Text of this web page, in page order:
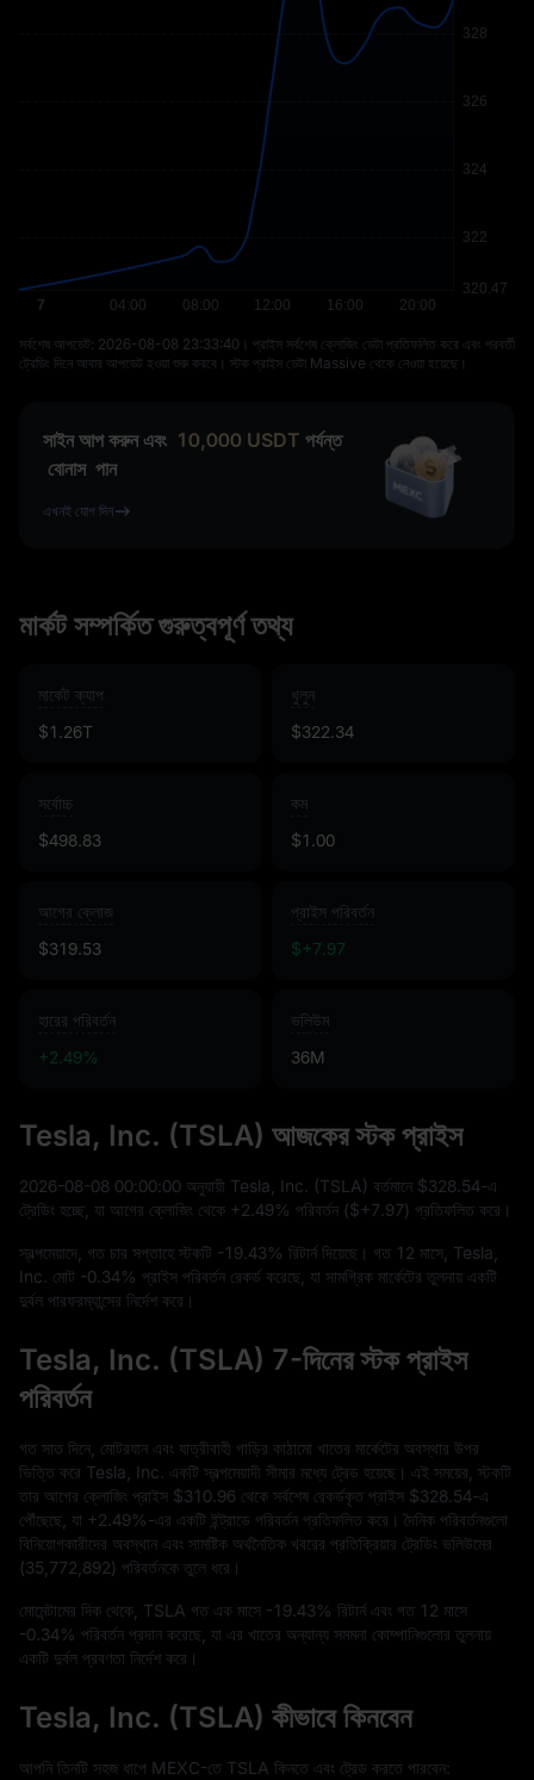
সর্বশেষ আপডেট: ⁦2026-08-08 23:33:40⁩। প্রাইস সর্বশেষ ক্লোজিং ডেটা প্রতিফলিত করে এবং পরবর্তী
ট্রেডিং দিনে আবার আপডেট হওয়া শুরু করবে। স্টক প্রাইস ডেটা Massive থেকে নেওয়া হয়েছে।
সাইন আপ করুন এবং 10,000 USDT পর্যন্ত
বোনাস পান
এখনই যোগ দিন
মার্কট সম্পর্কিত গুরুত্বপূর্ণ তথ্য
মার্কেট ক্যাপ
$1.26T
খুলুন
$322.34
সর্বোচ্চ
$498.83
কম
$1.00
আগের ক্লোজ
$319.53
প্রাইস পরিবর্তন
$+7.97
হারের পরিবর্তন
+2.49%
ভলিউম
36M
Tesla, Inc. (TSLA) আজকের স্টক প্রাইস
2026-08-08 00:00:00 অনুযায়ী Tesla, Inc. (TSLA) বর্তমানে $328.54-এ
ট্রেডিং হচ্ছে, যা আগের ক্লোজিং থেকে +2.49% পরিবর্তন ($+7.97) প্রতিফলিত করে।
স্বল্পমেয়াদে, গত চার সপ্তাহে স্টকটি -19.43% রিটার্ন দিয়েছে। গত 12 মাসে, Tesla,
Inc. মোট -0.34% প্রাইস পরিবর্তন রেকর্ড করেছে, যা সামগ্রিক মার্কেটের তুলনায় একটি
দুর্বল পারফরম্যান্সের নির্দেশ করে।
Tesla, Inc. (TSLA) 7-দিনের স্টক প্রাইস
পরিবর্তন
গত সাত দিনে, মোটরযান এবং যাত্রীবাহী গাড়ির কাঠামো খাতের মার্কেটের অবস্থার উপর
ভিত্তি করে Tesla, Inc. একটি স্বল্পমেয়াদী সীমার মধ্যে ট্রেড হয়েছে। এই সময়ের, স্টকটি
তার আগের ক্লোজিং প্রাইস $310.96 থেকে সর্বশেষ রেকর্ডকৃত প্রাইস $328.54-এ
পৌঁছেছে, যা +2.49%-এর একটি ইন্ট্রাডে পরিবর্তন প্রতিফলিত করে। দৈনিক পরিবর্তনগুলো
বিনিয়োগকারীদের অবস্থান এবং সামষ্টিক অর্থনৈতিক খবরের প্রতিক্রিয়ার ট্রেডিং ভলিউমের
(35,772,892) পরিবর্তনকে তুলে ধরে।
মোমেন্টামের দিক থেকে, TSLA গত এক মাসে -19.43% রিটার্ন এবং গত 12 মাসে
-0.34% পরিবর্তন প্রদান করেছে, যা এর খাতের অন্যান্য সমমনা কোম্পানিগুলোর তুলনায়
একটি দুর্বল প্রবণতা নির্দেশ করে।
Tesla, Inc. (TSLA) কীভাবে কিনবেন
আপনি তিনটি সহজ ধাপে MEXC-তে TSLA কিনতে এবং ট্রেড করতে পারবেন: